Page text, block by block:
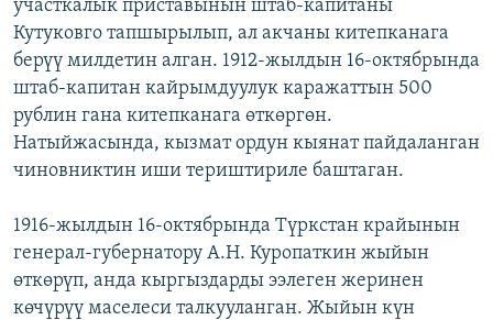
участкалык приставынын штаб-капитаны
Кутуковго тапшырылып, ал акчаны китепканага
берүү милдетин алган. 1912-жылдын 16-октябрында
штаб-капитан кайрымдуулук каражаттын 500
рублин гана китепканага өткөргөн.
Натыйжасында, кызмат ордун кыянат пайдаланган
чиновниктин иши териштириле баштаган.
1916-жылдын 16-октябрында Түркстан крайынын
генерал-губернатору А.Н. Куропаткин жыйын
өткөрүп, анда кыргыздарды ээлеген жеринен
көчүрүү маселеси талкууланган. Жыйын күн